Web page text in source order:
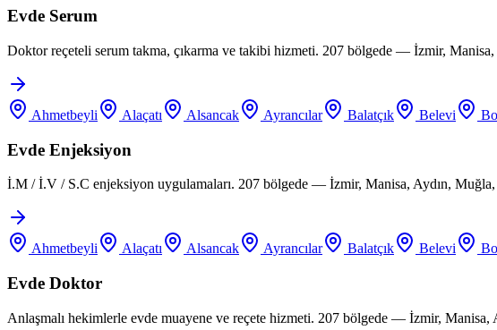
Evde Serum
Doktor reçeteli serum takma, çıkarma ve takibi hizmeti. 207 bölgede — İzmir,
Ahmetbeyli Alaçatı Alsancak Ayrancılar Balatçık Belevi
Evde Enjeksiyon
İ.M / İ.V / S.C enjeksiyon uygulamaları. 207 bölgede — İzmir, Manisa, Aydın,
Ahmetbeyli Alaçatı Alsancak Ayrancılar Balatçık Belevi
Evde Doktor
Anlaşmalı hekimlerle evde muayene ve reçete hizmeti. 207 bölgede — İzmir,